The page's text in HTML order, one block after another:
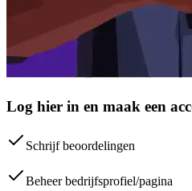
Log hier in en maak een
Schrijf beoordelingen
Beheer bedrijfsprofiel/pagina